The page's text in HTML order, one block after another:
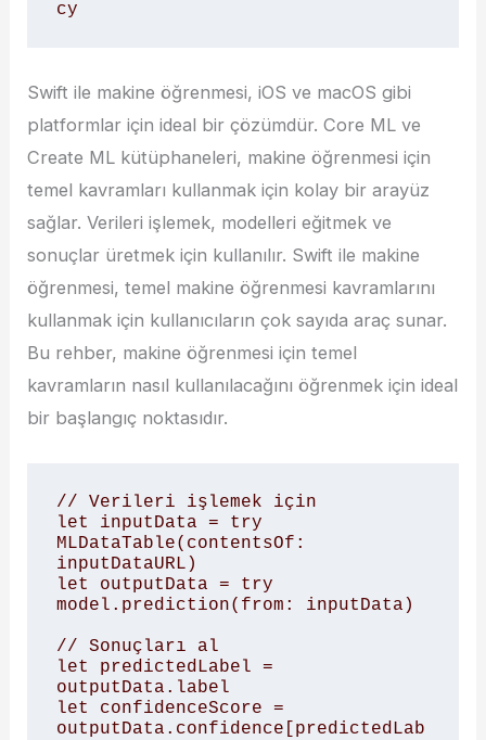
Swift ile makine öğrenmesi, iOS ve macOS gibi
platformlar için ideal bir çözümdür. Core ML ve
Create ML kütüphaneleri, makine öğrenmesi için
temel kavramları kullanmak için kolay bir arayüz
sağlar. Verileri işlemek, modelleri eğitmek ve
sonuçlar üretmek için kullanılır. Swift ile makine
öğrenmesi, temel makine öğrenmesi kavramlarını
kullanmak için kullanıcıların çok sayıda araç sunar.
Bu rehber, makine öğrenmesi için temel
kavramların nasıl kullanılacağını öğrenmek için ideal
bir başlangıç noktasıdır.
// Verileri işlemek için
let inputData = try
MLDataTable(contentsOf:
inputDataURL)
let outputData = try
model.prediction(from: inputData)
// Sonuçları al
let predictedLabel =
outputData.label
let confidenceScore =
outputData.confidence[predictedLab